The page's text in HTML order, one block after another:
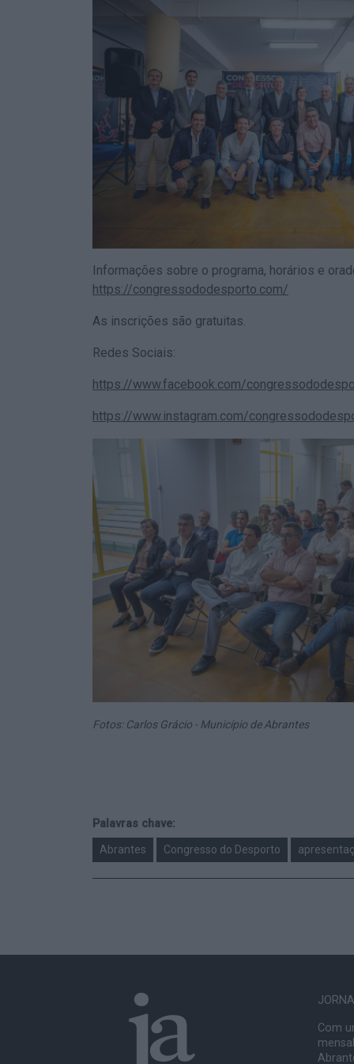
Informações sobre o programa, horários e
https://congressododesporto.com/
As inscrições são gratuitas.
Redes Sociais:
https://www.facebook.com/
https://www.instagram.com/
Fotos: Carlos Grácio - Município de Abrantes
Palavras chave:
Abrantes Congresso do Desporto
Com